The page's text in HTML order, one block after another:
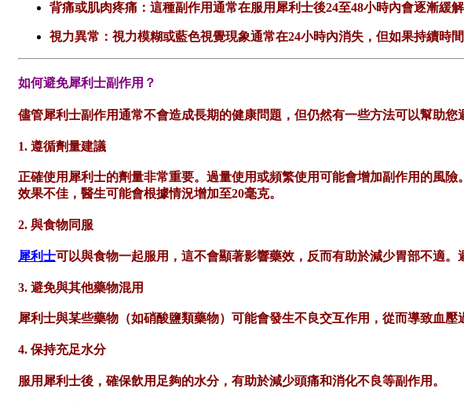
背痛或肌肉疼痛：這種副作用通常在服用犀利士後24至48小時內會逐漸緩解
視力異常：視力模糊或藍色視覺現象通常在24小時內消失，但如果持續時間
如何避免犀利士副作用？
儘管犀利士副作用通常不會造成長期的健康問題，但仍然有一些方法可以幫助您
1. 遵循劑量建議
正確使用犀利士的劑量非常重要。過量使用或頻繁使用可能會增加副作用的風
效果不佳，醫生可能會根據情況增加至20毫克。
2. 與食物同服
犀利士可以與食物一起服用，這不會顯著影響藥效，反而有助於減少胃部不適
3. 避免與其他藥物混用
犀利士與某些藥物（如硝酸鹽類藥物）可能會發生不良交互作用，從而導致血
4. 保持充足水分
服用犀利士後，確保飲用足夠的水分，有助於減少頭痛和消化不良等副作用。